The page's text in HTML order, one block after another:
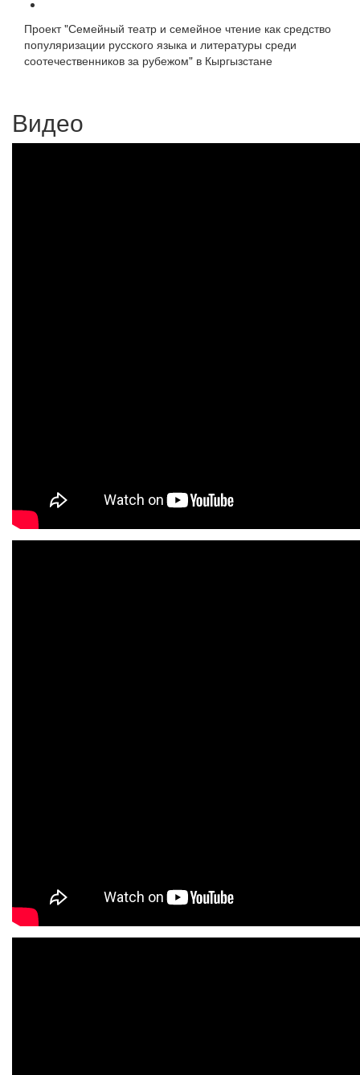
Проект "Семейный театр и семейное чтение как средство
популяризации русского языка и литературы среди
соотечественников за рубежом" в Кыргызстане
Видео